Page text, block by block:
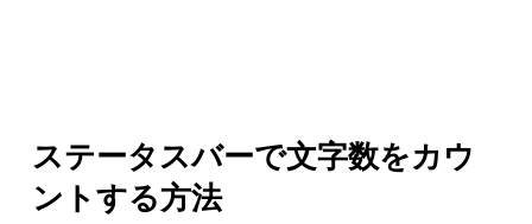
ステータスバーで文字数をカウ
ントする方法